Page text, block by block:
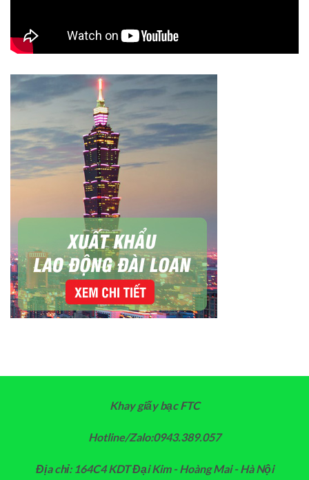
Khay giấy bạc FTC
Hotline/Zalo:0943.389.057
Địa chỉ: 164C4 KDT Đại Kim - Hoàng Mai - Hà Nội